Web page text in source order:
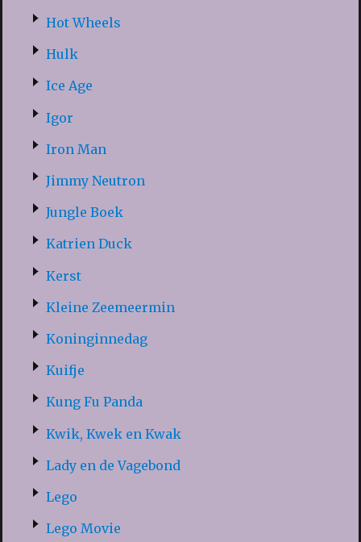
Hot Wheels
Hulk
Ice Age
Igor
Iron Man
Jimmy Neutron
Jungle Boek
Katrien Duck
Kerst
Kleine Zeemeermin
Koninginnedag
Kuifje
Kung Fu Panda
Kwik, Kwek en Kwak
Lady en de Vagebond
Lego
Lego Movie